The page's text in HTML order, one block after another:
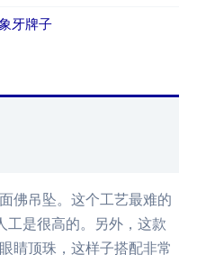
牙牌子
佛吊坠。这个工艺最难的
工是很高的。另外，这款
睛顶珠，这样子搭配非常